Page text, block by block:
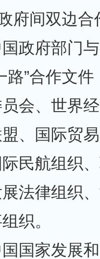
府间双边
府部门与
路”合作文
会、世界
、国际贸
民航组织
法律组织
织。
家发展和